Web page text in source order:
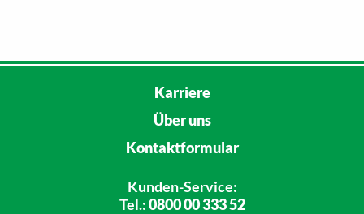
Karriere
Über uns
Kontaktformular
Kunden-Service:
Tel.:0800 00 333 52